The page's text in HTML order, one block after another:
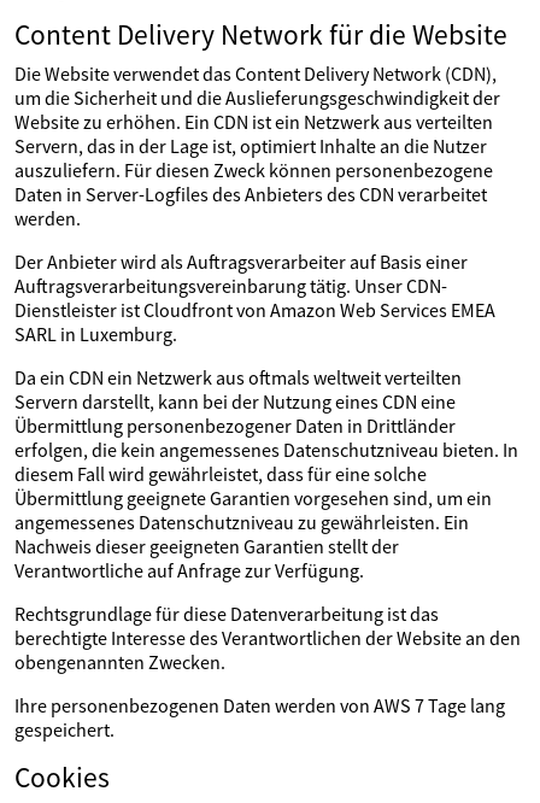
Content Delivery Network für die Website
Die Website verwendet das Content Delivery Network (CDN),
um die Sicherheit und die Auslieferungsgeschwindigkeit der
Website zu erhöhen. Ein CDN ist ein Netzwerk aus verteilten
Servern, das in der Lage ist, optimiert Inhalte an die Nutzer
auszuliefern. Für diesen Zweck können personenbezogene
Daten in Server-Logfiles des Anbieters des CDN verarbeitet
werden.
Der Anbieter wird als Auftragsverarbeiter auf Basis einer
Auftragsverarbeitungsvereinbarung tätig. Unser CDN-
Dienstleister ist Cloudfront von Amazon Web Services EMEA
SARL in Luxemburg.
Da ein CDN ein Netzwerk aus oftmals weltweit verteilten
Servern darstellt, kann bei der Nutzung eines CDN eine
Übermittlung personenbezogener Daten in Drittländer
erfolgen, die kein angemessenes Datenschutzniveau bieten. In
diesem Fall wird gewährleistet, dass für eine solche
Übermittlung geeignete Garantien vorgesehen sind, um ein
angemessenes Datenschutzniveau zu gewährleisten. Ein
Nachweis dieser geeigneten Garantien stellt der
Verantwortliche auf Anfrage zur Verfügung.
Rechtsgrundlage für diese Datenverarbeitung ist das
berechtigte Interesse des Verantwortlichen der Website an den
obengenannten Zwecken.
Ihre personenbezogenen Daten werden von AWS 7 Tage lang
gespeichert.
Cookies